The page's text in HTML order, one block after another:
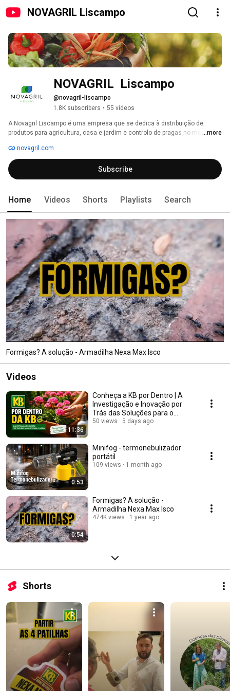
NOVAGRIL Liscampo
NOVAGRIL  Liscampo
@novagril-liscampo
1.8K subscribers • 55 videos
A Novagril Liscampo é uma empresa que se dedica à distribuição de
produtos para agricultura, casa e jardim e controlo de pragas no mercado
...more
novagril.com
Subscribe
Home Videos Shorts Playlists Search
Formigas? A solução - Armadilha Nexa Max Isco
Videos
11:36
Conheça a KB por Dentro | A
Investigação e Inovação por
Trás das Soluções para o
Jardim
50 views 5 days ago
0:53
Minifog - termonebulizador
portátil
109 views 1 month ago
0:54
Formigas? A solução -
Armadilha Nexa Max Isco
474K views 1 year ago
Shorts